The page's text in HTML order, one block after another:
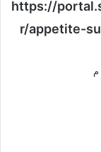
https://
r/appetite-